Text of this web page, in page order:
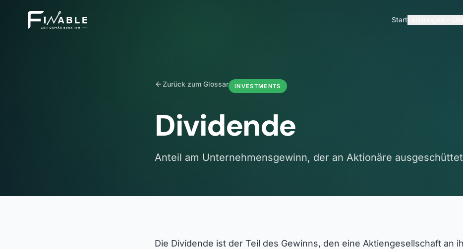
StartLeistungen
Zurück zum Glossar INVESTMENTS
Dividende
Anteil am Unternehmensgewinn, der an Aktionäre
Die Dividende ist der Teil des Gewinns, den eine Aktiengesellschaft an